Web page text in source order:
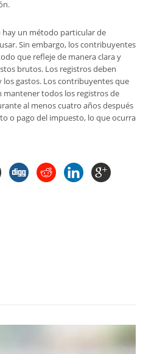
hay un método particular de
Sin embargo, los contribuyentes
que refleje de manera clara y
brutos. Los registros deben
gastos. Los contribuyentes que
mantener todos los registros de
al menos cuatro años después
o pago del impuesto, lo que ocurra